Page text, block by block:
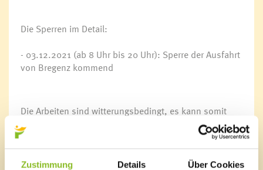
Zustimmung Details Über Cookies
Die Sperren im Detail:
- 03.12.2021 (ab 8 Uhr bis 20 Uhr): Sperre der Ausfahrt
von Bregenz kommend
Die Arbeiten sind witterungsbedingt, es kann somit
kurzfristig zu Terminänderungen für diese Sperren
kommen.
Für die Autofahrerinnen und Autofahrer wichtig: Die
Umleitungen sind vor Ort klar beschildert und führen